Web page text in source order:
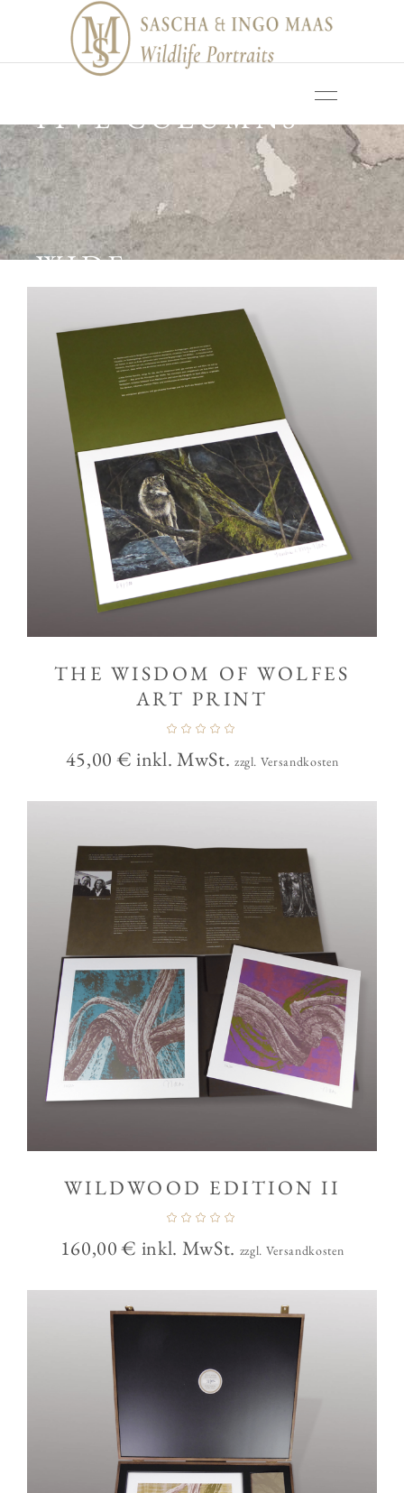
FIVE COLUMNS
WIDE
THE WISDOM OF WOLFES
ART PRINT
45,00€ inkl. MwSt. zzgl. Versandkosten
WILDWOOD EDITION II
160,00€ inkl. MwSt. zzgl. Versandkosten